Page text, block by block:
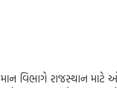
વિભાગે રાજસ્થાન માટે